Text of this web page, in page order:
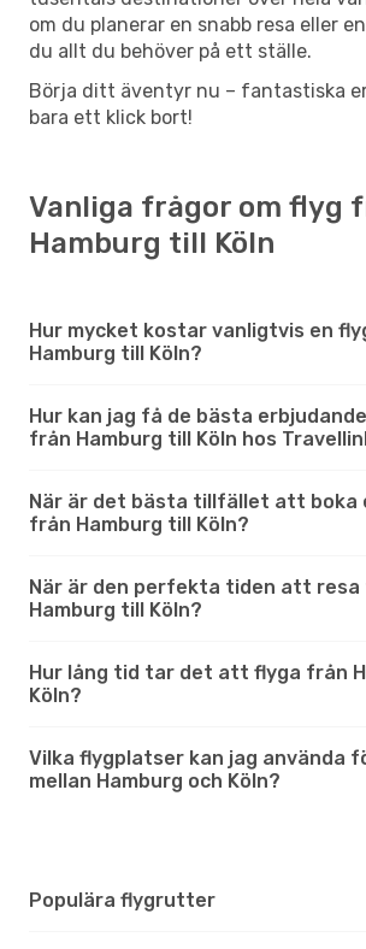
om du planerar en snabb resa eller
du allt du behöver på ett ställe.
Börja ditt äventyr nu – fantastiska
bara ett klick bort!
Vanliga frågor om flyg
Hamburg till Köln
Hur mycket kostar vanligtvis en
Hamburg till Köln?
Hur kan jag få de bästa
från Hamburg till Köln hos
När är det bästa tillfället att boka
från Hamburg till Köln?
När är den perfekta tiden att resa
Hamburg till Köln?
Hur lång tid tar det att flyga från
Köln?
Vilka flygplatser kan jag använda
mellan Hamburg och Köln?
Populära flygrutter